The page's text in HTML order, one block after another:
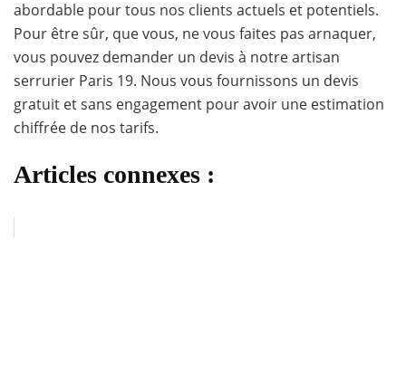
abordable pour tous nos clients actuels et potentiels.
Pour être sûr, que vous, ne vous faites pas arnaquer,
vous pouvez demander un devis à notre artisan
serrurier Paris 19. Nous vous fournissons un devis
gratuit et sans engagement pour avoir une estimation
chiffrée de nos tarifs.
Articles connexes :